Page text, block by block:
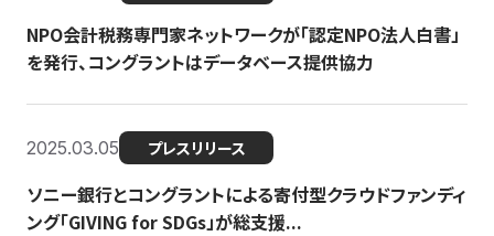
NPO会計税務専門家ネットワークが「認定NPO法人白書」
を発行、コングラントはデータベース提供協力
2025.03.05 プレスリリース
ソニー銀行とコングラントによる寄付型クラウドファンディ
ング「GIVING for SDGs」が総支援...